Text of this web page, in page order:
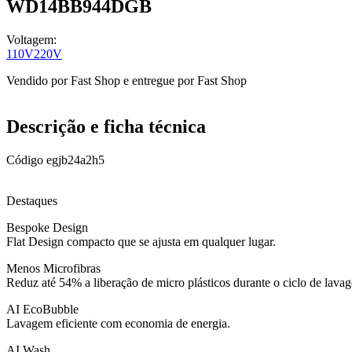
WD14BB944DGB
Voltagem:
110V220V
Vendido porFast Shop e entregue por Fast Shop
Descrição e ficha técnica
Código egjb24a2h5
Destaques
Bespoke Design
Flat Design compacto que se ajusta em qualquer lugar.
Menos Microfibras
Reduz até 54% a liberação de micro plásticos durante o ciclo de
AI EcoBubble
Lavagem eficiente com economia de energia.